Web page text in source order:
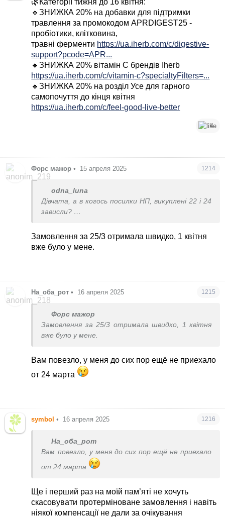
🌿Категорії тижня до 16 квітня:
🔹ЗНИЖКА 20% на добавки для підтримки
травлення за промокодом APRDIGEST25 -
пробіотики, клітковина,
травні ферменти https://ua.iherb.com/c/digestive-
support?pcode=APR...
🔹ЗНИЖКА 20% вітамін С брендів Iherb
https://ua.iherb.com/c/vitamin-c?specialtyFilters=...
🔹ЗНИЖКА 20% на розділ Усе для гарного
самопочуття до кінця квітня
https://ua.iherb.com/c/feel-good-live-better
4
Форс мажор • 15 апреля 2025 1214
odna_luna
Дівчата, а в когось посилки НП, викуплені 22 і 24
зависли?
тиша...
Замовлення за 25/3 отримала швидко, 1 квітня
вже було у мене.
На_оба_рот • 16 апреля 2025 1215
Форс мажор
Замовлення за 25/3 отримала швидко, 1 квітня
вже було у мене.
Вам повезло, у меня до сих пор ещё не приехало
от 24 марта
symbol • 16 апреля 2025 1216
На_оба_рот
Вам повезло, у меня до сих пор ещё не приехало
от 24 марта
Ще і перший раз на моїй пам’яті не хочуть
скасовувати протерміноване замовлення і навіть
ніякої компенсації не дали за очікування